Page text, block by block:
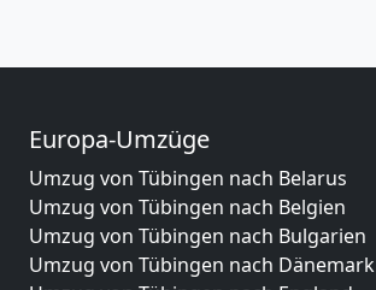
Europa-Umzüge
Umzug von Tübingen nach Belarus
Umzug von Tübingen nach Belgien
Umzug von Tübingen nach Bulgarien
Umzug von Tübingen nach Dänemark